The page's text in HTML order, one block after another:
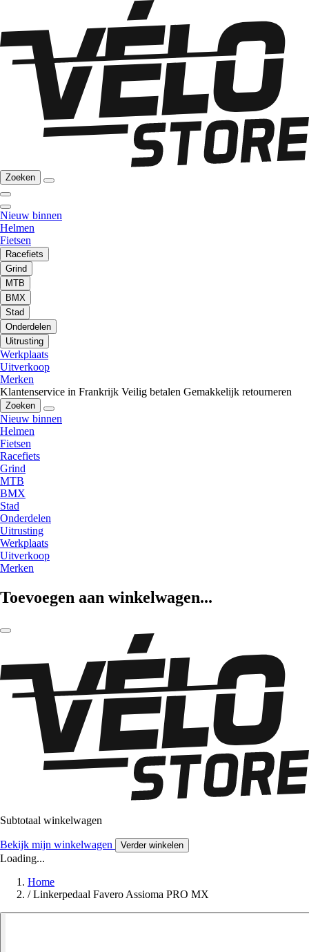
Zoeken
Nieuw binnen
Helmen
Fietsen
Racefiets
Grind
MTB
BMX
Stad
Onderdelen
Uitrusting
Werkplaats
Uitverkoop
Merken
Klantenservice in Frankrijk Veilig betalen Gemakkelijk retourneren
Zoeken
Nieuw binnen
Helmen
Fietsen
Racefiets
Grind
MTB
BMX
Stad
Onderdelen
Uitrusting
Werkplaats
Uitverkoop
Merken
Toevoegen aan winkelwagen...
Subtotaal winkelwagen
Bekijk mijn winkelwagen Verder winkelen
Loading...
Home
/ Linkerpedaal Favero Assioma PRO MX